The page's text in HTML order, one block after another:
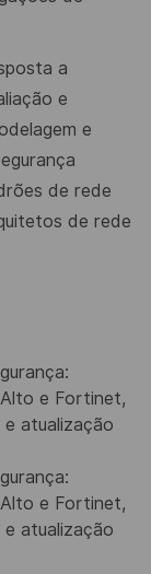
a
e
e
de rede
de rede
e Fortinet,
atualização
e Fortinet,
atualização